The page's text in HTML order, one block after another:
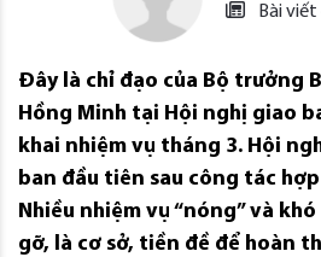
Bài
Đây là chỉ đạo của Bộ trưởng
Hồng Minh tại Hội nghị giao
khai nhiệm vụ tháng 3. Hội
ban đầu tiên sau công tác
Nhiều nhiệm vụ “nóng” và
gỡ, là cơ sở, tiền đề để hoàn